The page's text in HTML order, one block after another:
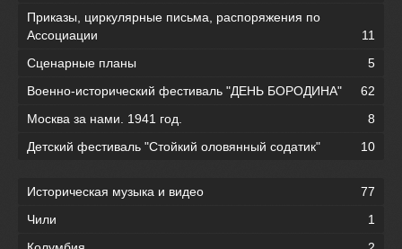
Приказы, циркулярные письма, распоряжения по
Ассоциации
11
Сценарные планы
5
Военно-исторический фестиваль "ДЕНЬ БОРОДИНА"
62
Москва за нами. 1941 год.
8
Детский фестиваль "Стойкий оловянный содатик"
10
Историческая музыка и видео
77
Чили
1